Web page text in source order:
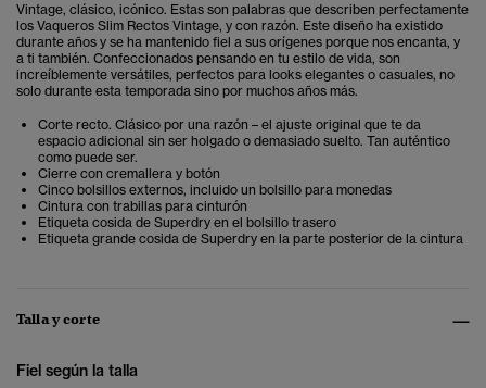
Vintage, clásico, icónico. Estas son palabras que describen perfectamente
los Vaqueros Slim Rectos Vintage, y con razón. Este diseño ha existido
durante años y se ha mantenido fiel a sus orígenes porque nos encanta, y
a ti también. Confeccionados pensando en tu estilo de vida, son
increíblemente versátiles, perfectos para looks elegantes o casuales, no
solo durante esta temporada sino por muchos años más.
Corte recto. Clásico por una razón – el ajuste original que te da
espacio adicional sin ser holgado o demasiado suelto. Tan auténtico
como puede ser.
Cierre con cremallera y botón
Cinco bolsillos externos, incluido un bolsillo para monedas
Cintura con trabillas para cinturón
Etiqueta cosida de Superdry en el bolsillo trasero
Etiqueta grande cosida de Superdry en la parte posterior de la cintura
Talla y corte
Fiel según la talla